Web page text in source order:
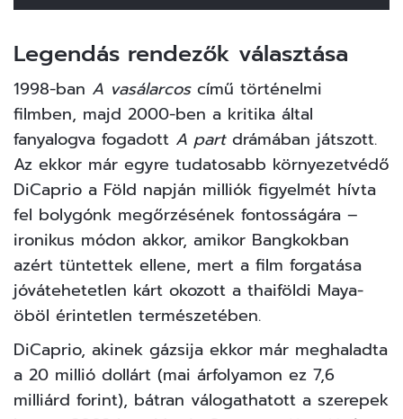
Legendás rendezők választása
1998-ban A vasálarcoscímű történelmi
filmben, majd 2000-ben a kritika által
fanyalogva fogadott A partdrámában játszott.
Az ekkor már egyre tudatosabb környezetvédő
DiCaprio a Föld napján milliók figyelmét hívta
fel bolygónk megőrzésének fontosságára –
ironikus módon akkor, amikor Bangkokban
azért tüntettek ellene, mert a film forgatása
jóvátehetetlen kárt okozott a thaiföldi Maya-
öböl érintetlen természetében.
DiCaprio, akinek gázsija ekkor már meghaladta
a 20 millió dollárt (mai árfolyamon ez 7,6
milliárd forint), bátran válogathatott a szerepek